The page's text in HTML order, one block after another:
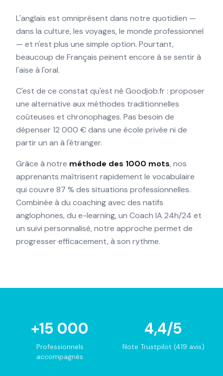
L'anglais est omniprésent dans notre quotidien —
dans la culture, les voyages, le monde professionnel
— et n'est plus une simple option. Pourtant,
beaucoup de Français peinent encore à se sentir à
l'aise à l'oral.
C'est de ce constat qu'est né Goodjob.fr : proposer
une alternative aux méthodes traditionnelles
coûteuses et chronophages. Pas besoin de
dépenser 12 000 € dans une école privée ni de
partir un an à l'étranger.
Grâce à notre méthode des 1000 mots, nos
apprenants maîtrisent rapidement le vocabulaire
qui couvre 87 % des situations professionnelles.
Combinée à du coaching avec des natifs
anglophones, du e-learning, un Coach IA 24h/24 et
un suivi personnalisé, notre approche permet de
progresser efficacement, à son rythme.
+15 000
Professionnels
accompagnés
4,4/5
Note Trustpilot (419 avis)